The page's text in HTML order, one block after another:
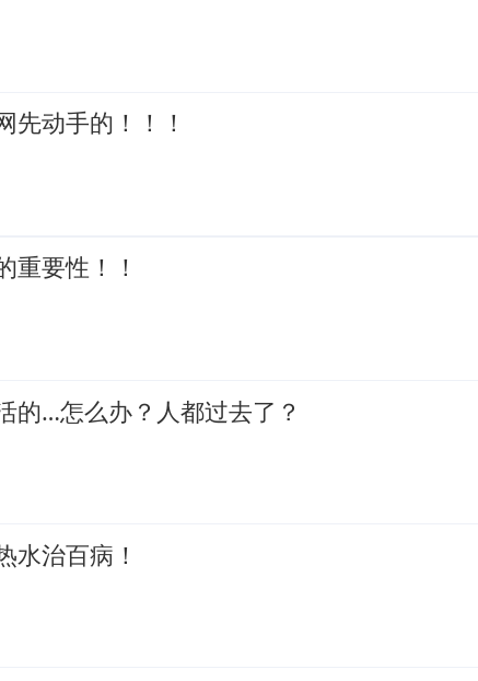
先动手的！！！
重要性！！
的…怎么办？人都过去了？
水治百病！